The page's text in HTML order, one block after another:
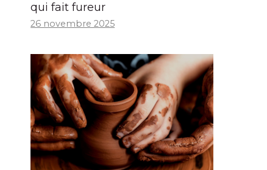
qui fait fureur
26 novembre 2025